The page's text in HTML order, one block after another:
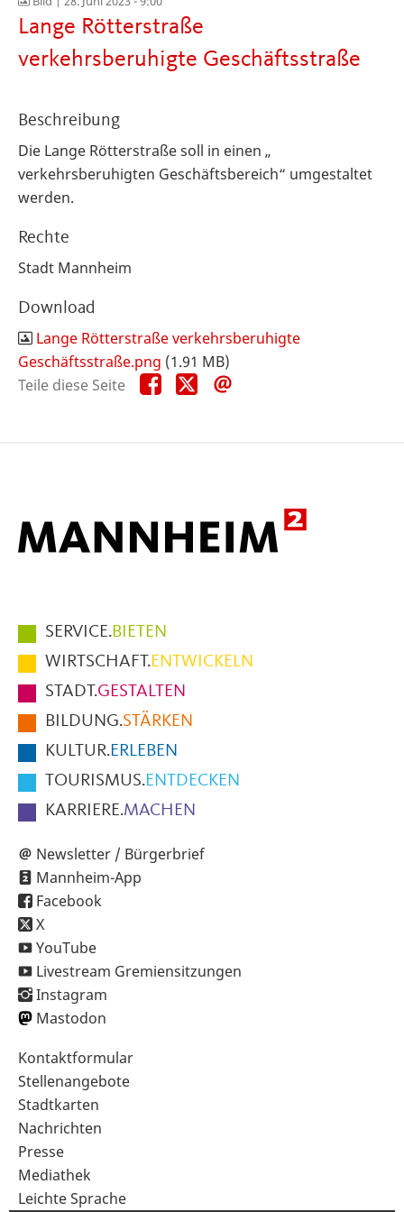
Lange Rötterstraße
verkehrsberuhigte Geschäftsstraße
Beschreibung
Die Lange Rötterstraße soll in einen „
verkehrsberuhigten Geschäftsbereich“ umgestaltet
werden.
Rechte
Stadt Mannheim
Download
Lange Rötterstraße verkehrsberuhigte
Geschäftsstraße.png (1.91 MB)
Teile diese Seite
Teile
diese
Teile
diese
Hauptmenüpunkte
im
Fußbereich
der
Seite
SERVICE.BIETEN
WIRTSCHAFT.ENTWICKELN
STADT.GESTALTEN
BILDUNG.STÄRKEN
KULTUR.ERLEBEN
TOURISMUS.ENTDECKEN
KARRIERE.MACHEN
Newsletter / Bürgerbrief
Mannheim-App
Facebook
X
YouTube
Livestream Gremiensitzungen
Instagram
Mastodon
Sekundärnavigation
im
Fußbereich
Kontaktformular
Stellenangebote
Stadtkarten
Nachrichten
Presse
Mediathek
Leichte Sprache